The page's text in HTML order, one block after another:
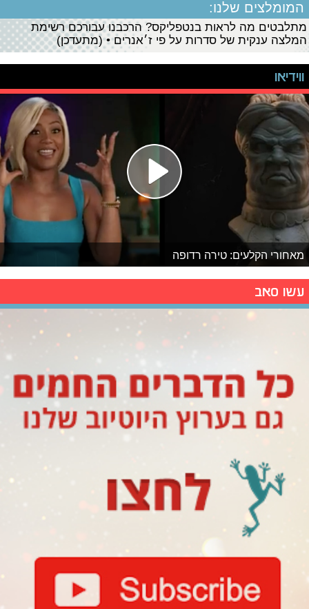
המומלצים שלנו:
מתלבטים מה לראות בנטפליקס? הרכבנו עבורכם רשימת
המלצה ענקית של סדרות על פי ז׳אנרים • (מתעדכן)
ווידיאו
מאחורי הקלעים: טירה רדופה
עשו סאב